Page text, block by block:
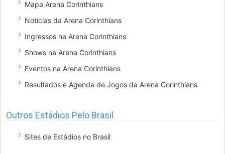
Mapa Arena Corinthians
Notícias da Arena Corinthians
Ingressos na Arena Corinthians
Shows na Arena Corinthians
Eventos na Arena Corinthians
Resultados e Agenda de Jogos da Arena Corinthians
Outros Estádios Pelo Brasil
Sites de Estádios no Brasil